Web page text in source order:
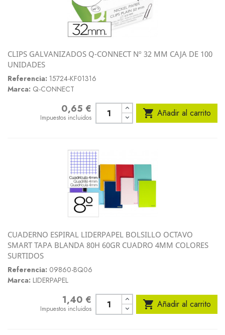
CLIPS GALVANIZADOS Q-CONNECT Nº 32 MM CAJA DE 100
UNIDADES
Referencia: 15724-KF01316
Marca: Q-CONNECT
0,65 €
Impuestos incluidos  Añadir al carrito
CUADERNO ESPIRAL LIDERPAPEL BOLSILLO OCTAVO
SMART TAPA BLANDA 80H 60GR CUADRO 4MM COLORES
SURTIDOS
Referencia: 09860-BQ06
Marca: LIDERPAPEL
1,40 €
Impuestos incluidos  Añadir al carrito